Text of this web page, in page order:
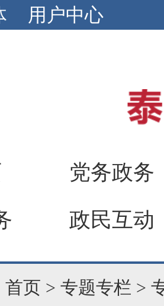
用户中心
党务政务
政民互动
首页 > 专题专栏 >